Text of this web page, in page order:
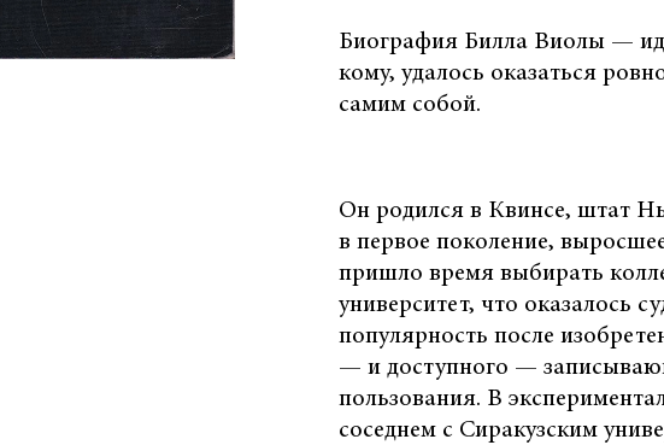
Биография Билла Виолы —
кому, удалось оказаться
самим собой.
Он родился в Квинсе, штат
в первое поколение,
пришло время выбирать
университет, что оказалось
популярность после
— и доступного —
пользования. В
соседнем с Сиракузским